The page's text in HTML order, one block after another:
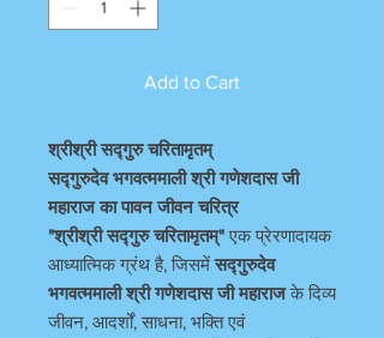
Add to Cart
श्रीश्री सद्गुरु चरितामृतम्
सद्गुरुदेव भगवत्ममाली श्री गणेशदास जी
महाराज का पावन जीवन चरित्र
"श्रीश्री सद्गुरु चरितामृतम्"एक प्रेरणादायक
आध्यात्मिक ग्रंथ है, जिसमेंसद्गुरुदेव
भगवत्ममाली श्री गणेशदास जी महाराजके दिव्य
जीवन, आदर्शों, साधना, भक्ति एवं